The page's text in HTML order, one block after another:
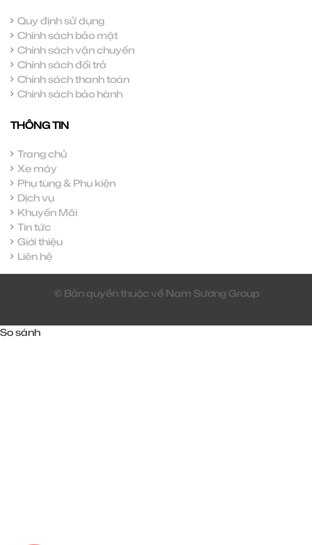
Quy định sử dụng
Chính sách bảo mật
Chính sách vận chuyển
Chính sách đổi trả
Chính sách thanh toán
Chính sách bảo hành
THÔNG TIN
Trang chủ
Xe máy
Phụ tùng & Phụ kiện
Dịch vụ
Khuyến Mãi
Tin tức
Giới thiệu
Liên hệ
© Bản quyền thuộc về Nam Sương Group
So sánh